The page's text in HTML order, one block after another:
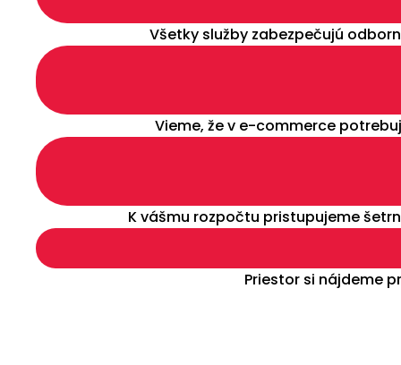
Všetky služby zabezpečujú
Vieme, že v e-commerce
K vášmu rozpočtu pristupujeme
Priestor si nájdeme